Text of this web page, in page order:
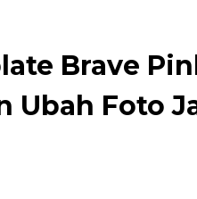
Brave
Ubah Foto